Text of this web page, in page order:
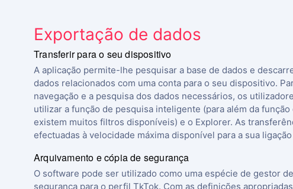
Exportação de dados
Transferir para o seu dispositivo
A aplicação permite-lhe pesquisar a base de dados e
dados relacionados com uma conta para o seu dispositivo.
navegação e a pesquisa dos dados necessários, os
utilizar a função de pesquisa inteligente (para além da função
existem muitos filtros disponíveis) e o Explorer. As
efectuadas à velocidade máxima disponível para a sua
Arquivamento e cópia de segurança
O software pode ser utilizado como uma espécie de gestor
segurança para o perfil TkTok. Com as definições